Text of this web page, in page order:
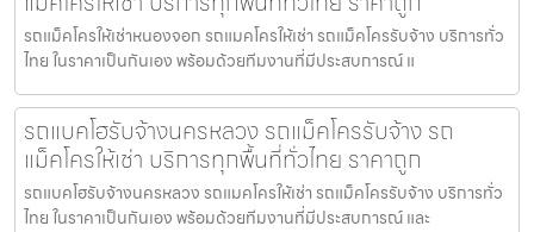
รถแม็คโครให้เช่าหนองจอก รถแมคโครให้เช่า รถแม็คโครรับจ้าง บริการทั่ว
ไทย ในราคาเป็นกันเอง พร้อมด้วยทีมงานที่มีประสบการณ์ แ
รถแบคโฮรับจ้างนครหลวง รถแม็คโครรับจ้าง รถ
แม็คโครให้เช่า บริการทุกพื้นที่ทั่วไทย ราคาถูก
รถแบคโฮรับจ้างนครหลวง รถแมคโครให้เช่า รถแม็คโครรับจ้าง บริการทั่ว
ไทย ในราคาเป็นกันเอง พร้อมด้วยทีมงานที่มีประสบการณ์ และ